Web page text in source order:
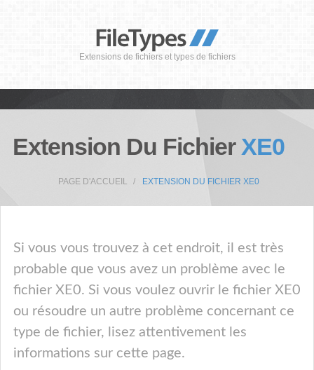
Extensions de fichiers et types de fichiers
Extension Du Fichier XE0
PAGE D'ACCUEIL EXTENSION DU FICHIER XE0
Si vous vous trouvez à cet endroit, il est très
probable que vous avez un problème avec le
fichier XE0. Si vous voulez ouvrir le fichier XE0
ou résoudre un autre problème concernant ce
type de fichier, lisez attentivement les
informations sur cette page.